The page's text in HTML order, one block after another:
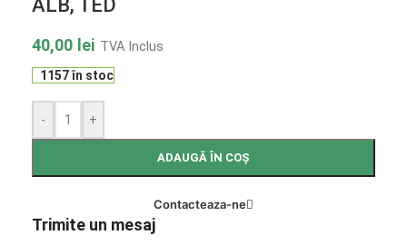
ALB, TED
40,00 lei TVA Inclus
1157 în stoc
- +
ADAUGĂ ÎN COȘ
Contacteaza-ne
Trimite un mesaj